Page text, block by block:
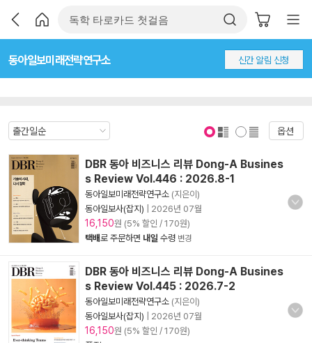
동아일보미래전략연구소 신간 알림 신청
옵션
DBR 동아 비즈니스 리뷰 Dong-A Busines
s Review Vol.446 : 2026.8-1
동아일보미래전략연구소 (지은이)
동아일보사(잡지)
2026년 07월
16,150원 (5% 할인 / 170원)
택배로 주문하면 내일 수령 변경
DBR 동아 비즈니스 리뷰 Dong-A Busines
s Review Vol.445 : 2026.7-2
동아일보미래전략연구소 (지은이)
동아일보사(잡지)
2026년 07월
16,150원 (5% 할인 / 170원)